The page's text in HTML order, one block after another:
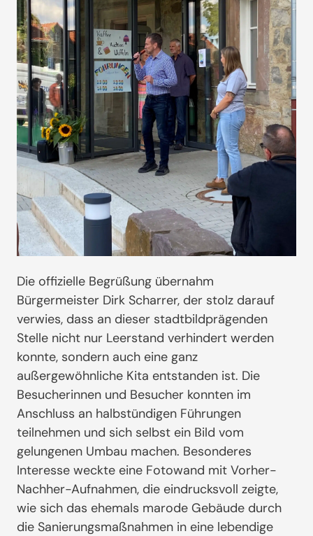
Die offizielle Begrüßung übernahm
Bürgermeister Dirk Scharrer, der stolz darauf
verwies, dass an dieser stadtbildprägenden
Stelle nicht nur Leerstand verhindert werden
konnte, sondern auch eine ganz
außergewöhnliche Kita entstanden ist. Die
Besucherinnen und Besucher konnten im
Anschluss an halbstündigen Führungen
teilnehmen und sich selbst ein Bild vom
gelungenen Umbau machen. Besonderes
Interesse weckte eine Fotowand mit Vorher-
Nachher-Aufnahmen, die eindrucksvoll zeigte,
wie sich das ehemals marode Gebäude durch
die Sanierungsmaßnahmen in eine lebendige